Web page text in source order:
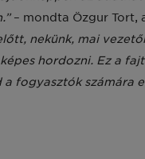
– mondta Özgur Tort,
nekünk, mai
hordozni. Ez a
a fogyasztók számára